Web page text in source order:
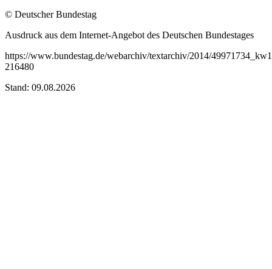
© Deutscher Bundestag
Ausdruck aus dem Internet-Angebot des Deutschen Bundestages
https://www.bundestag.de/webarchiv/textarchiv/2014/
216480
Stand: 09.08.2026